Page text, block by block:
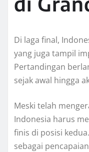
Di laga final,
yang juga tampil
Pertandingan
sejak awal hingga
Meski telah
Indonesia harus
finis di posisi
sebagai